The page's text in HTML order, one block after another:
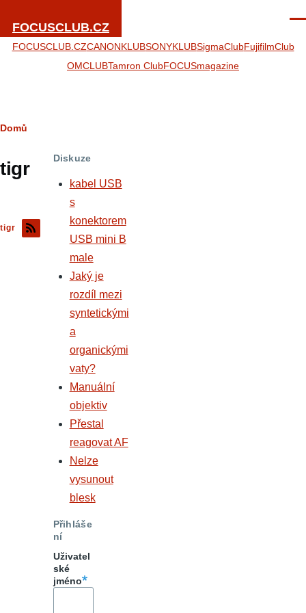
FOCUSCLUB.CZ
FOCUSCLUB.CZCANONKLUBSONYKLUBSigmaClubFujifilmClub
OMCLUBTamron ClubFOCUSmagazine
Drobečková
navigace
Domů
tigr
tigr
Diskuze
kabel USB
s
konektorem
USB mini B
male
Jaký je
rozdíl mezi
syntetickými
a
organickými
vaty?
Manuální
objektiv
Přestal
reagovat AF
Nelze
vysunout
blesk
Přihláše
ní
Uživatel
ské
jméno